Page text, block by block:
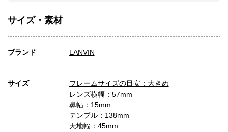
サイズ・素材
ブランド LANVIN
サイズ
フレームサイズの目安：大きめ
レンズ横幅：57mm
鼻幅：15mm
テンプル：138mm
天地幅：45mm